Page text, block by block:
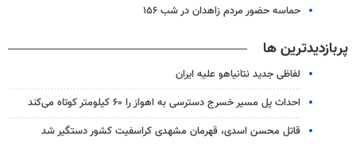
حماسه حضور مردم زاهدان در شب ۱۵۶
پربازدیدترین ها
لفاظی جدید نتانیاهو علیه ایران
احداث پل مسیر خسرج دسترسی به اهواز را ۶۰ کیلومتر کوتاه می‌کند
قاتل محسن اسدی، قهرمان مشهدی کراسفیت کشور دستگیر شد